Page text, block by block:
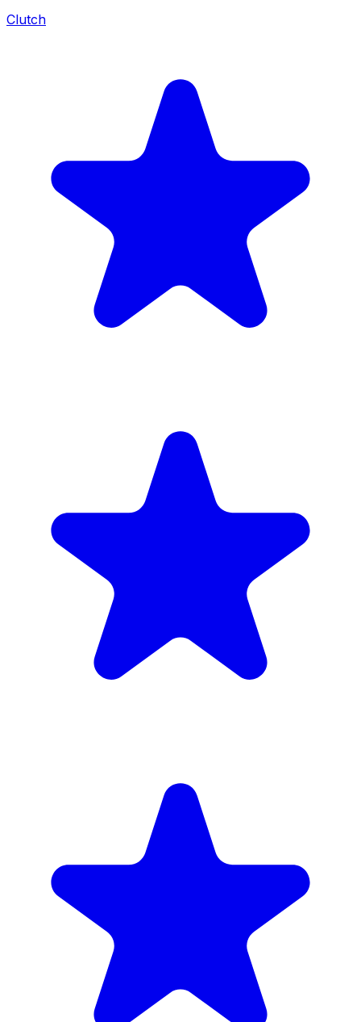
Clutch